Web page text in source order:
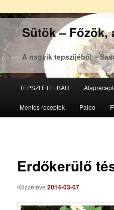
Sütök – Főzök,
A nagyik tepszijéből –
Tovább
az
Tovább
a
TEPSZI ÉTELBÁR
Mentes receptek Paleo
Erdőkerülő
Közzétéve2014-03-07